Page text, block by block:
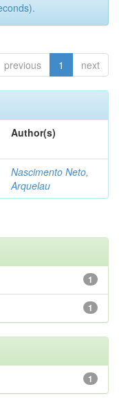
previous 1 next
Author(s)
Nascimento Neto,
Arquelau
1
1
1